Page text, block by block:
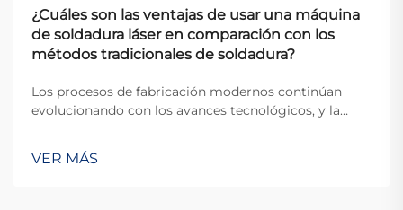
¿Cuáles son las ventajas de usar una máquina
de soldadura láser en comparación con los
métodos tradicionales de soldadura?
Los procesos de fabricación modernos continúan
evolucionando con los avances tecnológicos, y la
de esta transformación. Entre los desarrollos más
importantes en los últimos años está la aparición de
VER MÁS